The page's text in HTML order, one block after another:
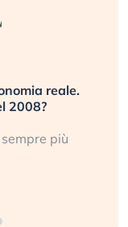
reale.
2008?
più